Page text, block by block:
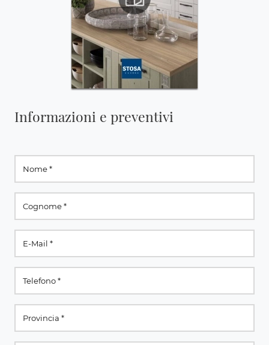
Informazioni e preventivi